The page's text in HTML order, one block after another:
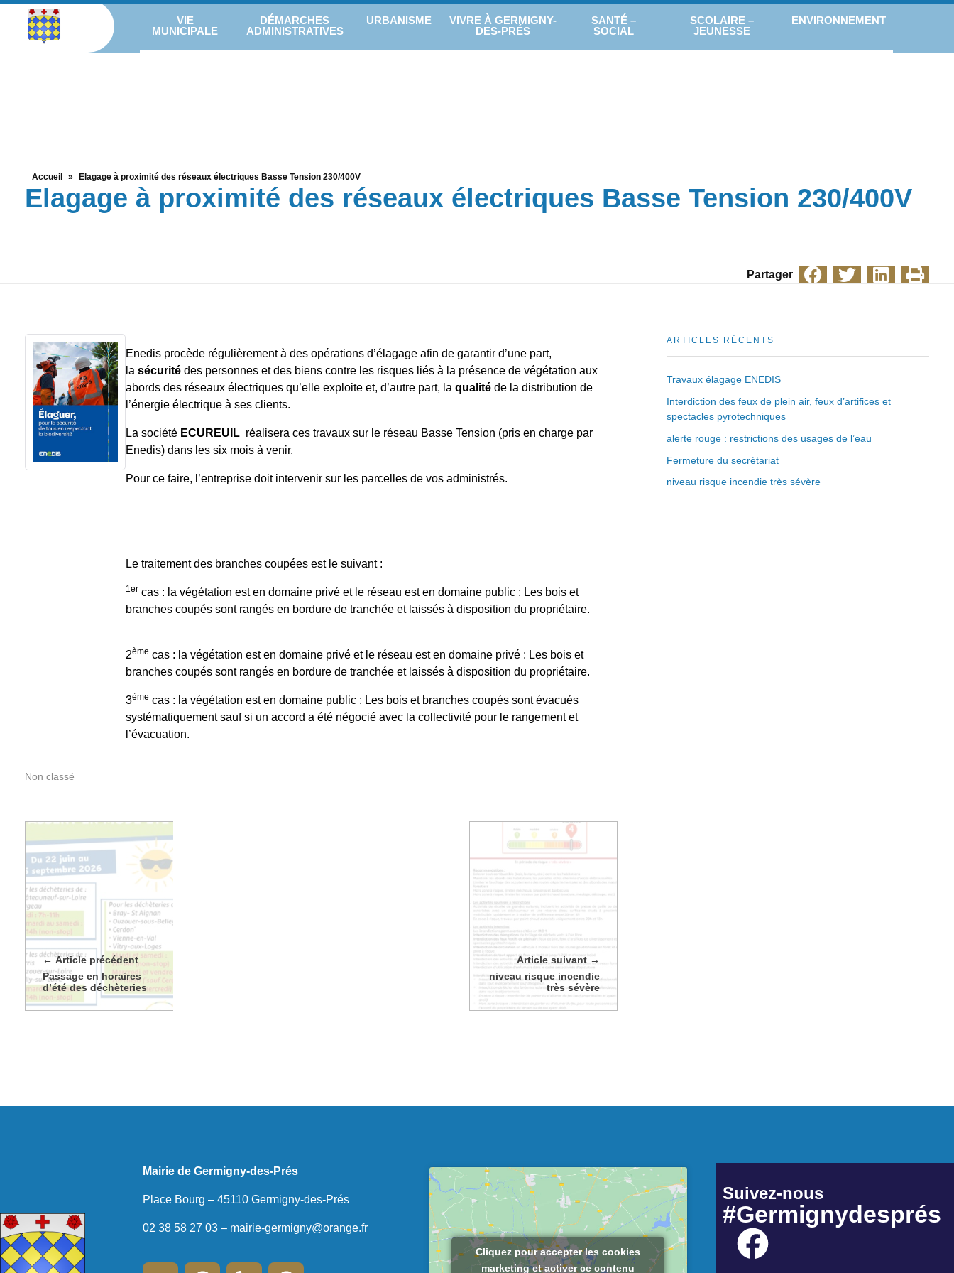
VIE
MUNICIPALE
DÉMARCHES
ADMINISTRATIVES
URBANISME
VIVRE À GERMIGNY-
DES-PRÉS
SANTÉ –
SOCIAL
SCOLAIRE –
JEUNESSE
ENVIRONNEMENT
Accueil » Elagage à proximité des réseaux électriques Basse Tension 230/400V
Elagage à proximité des réseaux électriques Basse Tension 230/400V
Partager
Enedis procède régulièrement à des opérations d’élagage afin de garantir d’une part,
la sécuritédes personnes et des biens contre les risques liés à la présence de végétation aux
abords des réseaux électriques qu’elle exploite et, d’autre part, la qualitéde la distribution de
l’énergie électrique à ses clients.
La sociétéECUREUIL réalisera ces travaux sur le réseau Basse Tension (pris en charge par
Enedis) dans les six mois à venir.
Pour ce faire, l’entreprise doit intervenir sur les parcelles de vos administrés.
Le traitement des branches coupées est le suivant :
1er cas : la végétation est en domaine privé et le réseau est en domaine public : Les bois et
branches coupés sont rangés en bordure de tranchée et laissés à disposition du propriétaire.
2ème cas : la végétation est en domaine privé et le réseau est en domaine privé : Les bois et
branches coupés sont rangés en bordure de tranchée et laissés à disposition du propriétaire.
3ème cas : la végétation est en domaine public : Les bois et branches coupés sont évacués
systématiquement sauf si un accord a été négocié avec la collectivité pour le rangement et
l’évacuation.
Non classé
Article précédent
Passage en horaires
d’été des déchèteries
Article suivant
niveau risque incendie
très sévère
ARTICLES RÉCENTS
Travaux élagage ENEDIS
Interdiction des feux de plein air, feux d’artifices et
spectacles pyrotechniques
alerte rouge : restrictions des usages de l’eau
Fermeture du secrétariat
niveau risque incendie très sévère
Mairie de Germigny-des-Prés
Place Bourg – 45110 Germigny-des-Prés
02 38 58 27 03 – mairie-germigny@orange.fr
Cliquez pour accepter les cookies
marketing et activer ce contenu
Suivez-nous
#Germignydesprés